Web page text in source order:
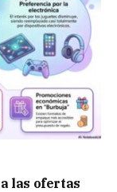
las ofertas